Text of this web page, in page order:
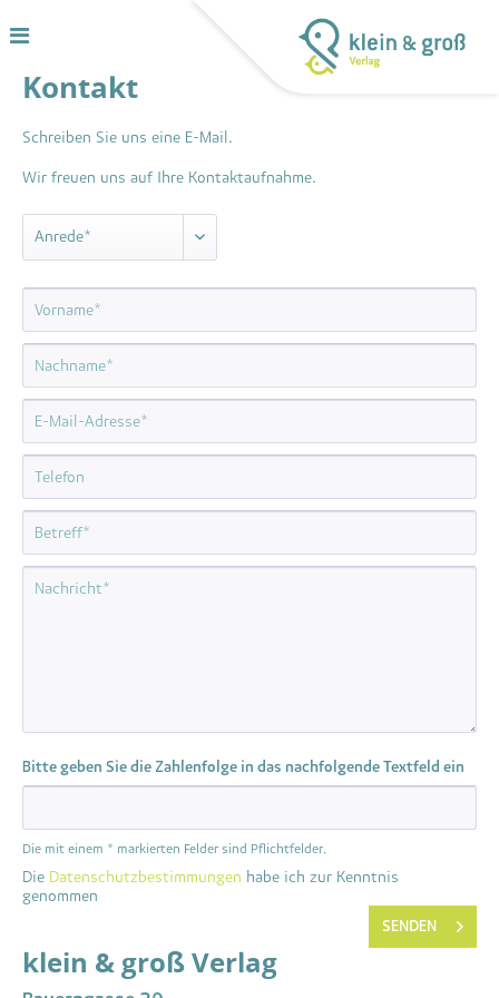
Kontakt
Schreiben Sie uns eine E-Mail.
Wir freuen uns auf Ihre Kontaktaufnahme.
Anrede*
Bitte geben Sie die Zahlenfolge in das nachfolgende Textfeld ein
Die mit einem * markierten Felder sind Pflichtfelder.
Die Datenschutzbestimmungen habe ich zur Kenntnis
genommen
SENDEN
klein & groß Verlag